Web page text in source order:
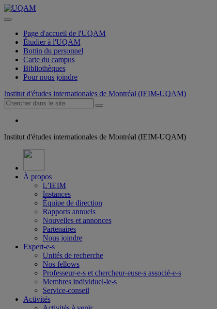
Page d'accueil de l'UQAM
Étudier à l'UQAM
Bottin du personnel
Carte du campus
Bibliothèques
Pour nous joindre
Institut d'études internationales de Montréal (IEIM-UQAM)
Institut d'études internationales de Montréal (IEIM-UQAM)
À propos
L’IEIM
Instances
Équipe de direction
Rapports annuels
Nouvelles et annonces
Partenaires
Nous joindre
Expert-e-s
Unités de recherche
Nos fellows
Professeur-e-s et chercheur-euse-s associé-e-s
Membres individuel-le-s
Service-conseil
Activités